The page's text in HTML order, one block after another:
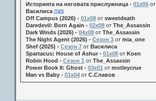
Историята на неговата прислужница - 01х05от
Василиса
Off Campus (2026) - 01x08от sweetdeath
Daredevil: Born Again - 02x08от The_Assassin
Dark Winds (2026) - 04x08от The_Assassin
The Night Agent (2026) - Сезон 3от mia_one
Shef (2025) - Сезон 7от Василиса
Spartacus: House of Ashur - 01x08от Koen
Robin Hood - Сезон 1 от The_Assassin
Power Book II: Ghost - 03x01 от motleycrue
Man vs Baby - 01x04от С.Славов